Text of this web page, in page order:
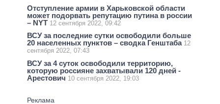
Отступление армии в Харьковской области
может подорвать репутацию путина в россии
– NYT 12 сентября 2022, 09:42
ВСУ за последние сутки освободили больше
20 населенных пунктов – сводка Генштаба 12
сентября 2022, 07:43
ВСУ за 4 суток освободили территорию,
которую россияне захватывали 120 дней -
Арестович 10 сентября 2022, 19:03